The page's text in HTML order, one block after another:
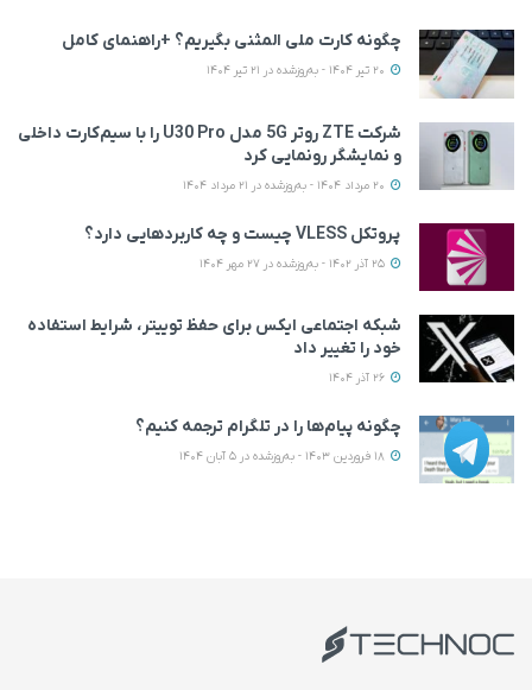
چگونه کارت ملی المثنی بگیریم؟ +راهنمای کامل
شرکت ZTE روتر 5G مدل U30 Pro را با سیم‌کارت داخلی
و نمایشگر رونمایی کرد
پروتکل VLESS چیست و چه کاربردهایی دارد؟
شبکه اجتماعی ایکس برای حفظ توییتر، شرایط استفاده
خود را تغییر داد
چگونه پیام‌ها را در تلگرام ترجمه کنیم؟